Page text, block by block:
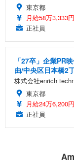
東京都
月給58万3,333
正社員
「27卒」企業PR
由/中央区日本橋2
株式会社enrich
東京都
月給24万6,200
正社員